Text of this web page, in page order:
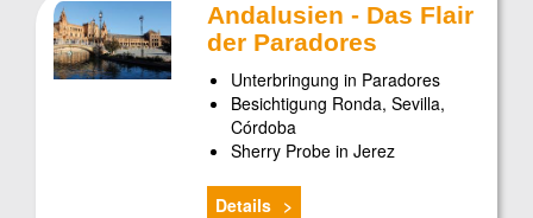
Andalusien - Das Flair
der Paradores
Unterbringung in Paradores
Besichtigung Ronda, Sevilla,
Córdoba
Sherry Probe in Jerez
Details